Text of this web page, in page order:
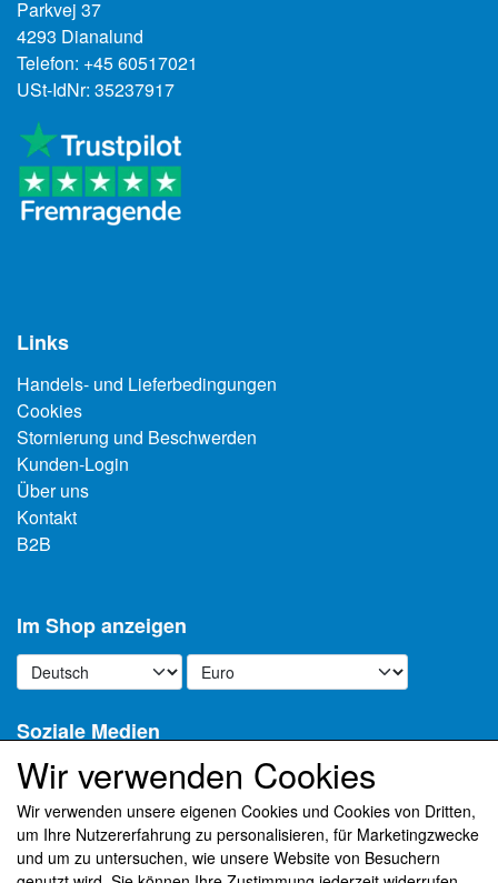
Parkvej 37
4293 Dianalund
Telefon: +45 60517021
USt-IdNr: 35237917
Links
Handels- und Lieferbedingungen
Cookies
Stornierung und Beschwerden
Kunden-Login
Über uns
Kontakt
B2B
Im Shop anzeigen
Soziale Medien
Erhalten Sie unseren Newsletter per E-Mail
Wir verwenden Cookies
Wir verwenden unsere eigenen Cookies und Cookies von Dritten,
um Ihre Nutzererfahrung zu personalisieren, für Marketingzwecke
und um zu untersuchen, wie unsere Website von Besuchern